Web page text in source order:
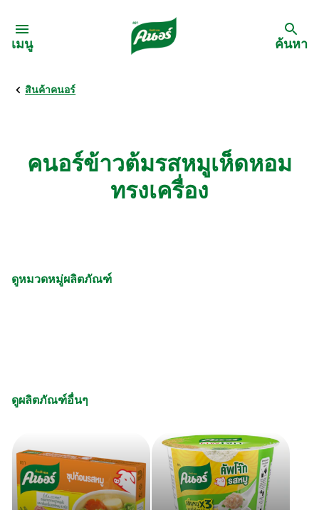
เมนู
กลับ
เมนูอาหารตามวัตถุดิบ
ค้นหา
สินค้าคนอร์
คนอร์ข้าวต้มรสหมูเห็ดหอม
ทรงเครื่อง
ดูหมวดหมู่ผลิตภัณฑ์
ดูผลิตภัณฑ์อื่นๆ